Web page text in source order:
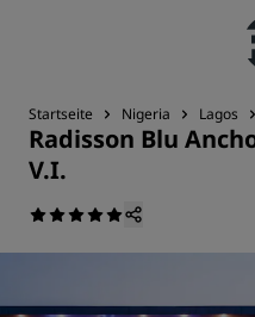
Startseite Nigeria Lagos
Radisson Blu
V.I.